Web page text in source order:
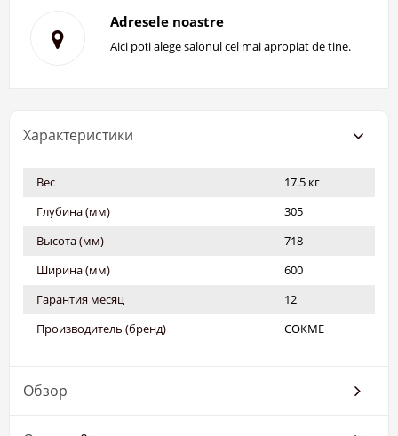
Adresele noastre
Aici poți alege salonul cel mai apropiat de tine.
Характеристики
Вес
17.5 кг
Глубина (мм)
305
Высота (мм)
718
Ширина (мм)
600
Гарантия месяц
12
Производитель (бренд)
СОКМЕ
Обзор